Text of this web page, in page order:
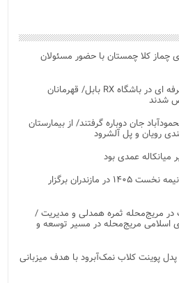
کلا چمستان با حضور مسئولان
رقابت نفسگیر ۲۰ ورزشکار حرفه ای در باشگاه RX بابل/ قهرمانان
شدند
جان دوباره گرفتند/ از بیمارستان
رویان و پل آلشرود
رویدادهای شاخص هنری در نیمه نخست ۱۴۰۵ در مازندران برگزار
در مریج‌محله ثمره همدلی و مدیریت /
اسلامی مریج‌محله در مسیر توسعه و
پوینت کلاب نمک‌آبرود با هدف میزبانی